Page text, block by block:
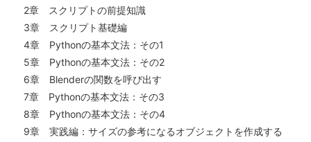
2章 スクリプトの前提知識
3章 スクリプト基礎編
4章 Pythonの基本文法：その1
5章 Pythonの基本文法：その2
6章 Blenderの関数を呼び出す
7章 Pythonの基本文法：その3
8章 Pythonの基本文法：その4
9章 実践編：サイズの参考になるオブジェクトを作成する